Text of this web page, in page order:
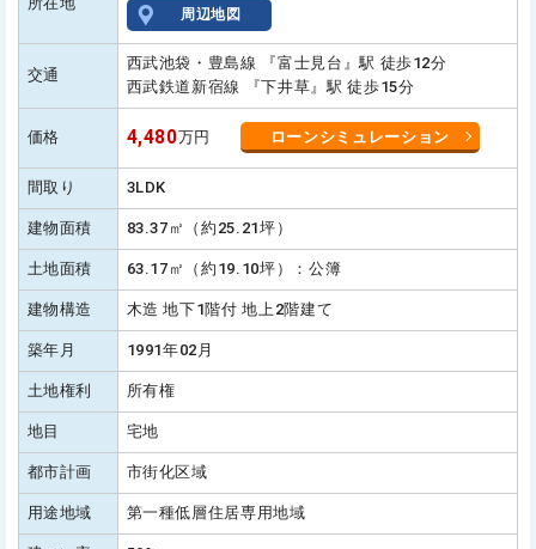
周辺地図
交通
西武池袋・豊島線 『富士見台』駅 徒歩12分
西武鉄道新宿線 『下井草』駅 徒歩15分
価格 4,480万円 ローンシミュレーション
間取り 3LDK
建物面積 83.37㎡（約25.21坪）
土地面積 63.17㎡（約19.10坪）：公簿
建物構造 木造 地下1階付 地上2階建て
築年月 1991年02月
土地権利 所有権
地目 宅地
都市計画 市街化区域
用途地域 第一種低層住居専用地域